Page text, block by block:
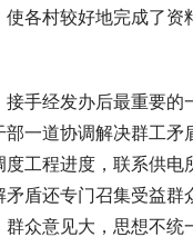
各村较好地完成了资
手经发办后最重要
一道协调解决群工矛
工程进度，联系供
盾还专门召集受益
众意见大，思想不